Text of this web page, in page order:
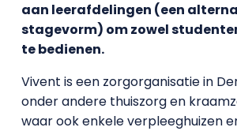
aan leerafdelingen (een
stagevorm) om zowel
te bedienen.
Vivent is een zorgorganisatie in
onder andere thuiszorg en
waar ook enkele verpleeghuizen